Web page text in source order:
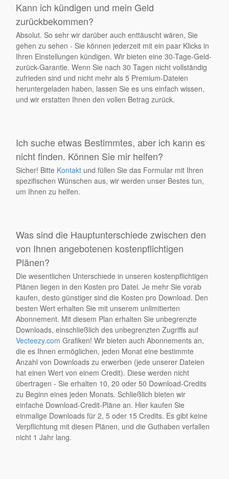
Kann ich kündigen und mein Geld
zurückbekommen?
Absolut. So sehr wir darüber auch enttäuscht wären, Sie
gehen zu sehen - Sie können jederzeit mit ein paar Klicks in
Ihren Einstellungen kündigen. Wir bieten eine 30-Tage-Geld-
zurück-Garantie. Wenn Sie nach 30 Tagen nicht vollständig
zufrieden sind und nicht mehr als 5 Premium-Dateien
heruntergeladen haben, lassen Sie es uns einfach wissen,
und wir erstatten Ihnen den vollen Betrag zurück.
Ich suche etwas Bestimmtes, aber ich kann es
nicht finden. Können Sie mir helfen?
Sicher! Bitte Kontakt und füllen Sie das Formular mit Ihren
spezifischen Wünschen aus, wir werden unser Bestes tun,
um Ihnen zu helfen.
Was sind die Hauptunterschiede zwischen den
von Ihnen angebotenen kostenpflichtigen
Plänen?
Die wesentlichen Unterschiede in unseren kostenpflichtigen
Plänen liegen in den Kosten pro Datei. Je mehr Sie vorab
kaufen, desto günstiger sind die Kosten pro Download. Den
besten Wert erhalten Sie mit unserem unlimitierten
Abonnement. Mit diesem Plan erhalten Sie unbegrenzte
Downloads, einschließlich des unbegrenzten Zugriffs auf
Vecteezy.com Grafiken! Wir bieten auch Abonnements an,
die es Ihnen ermöglichen, jeden Monat eine bestimmte
Anzahl von Downloads zu erwerben (jede unserer Dateien
hat einen Wert von einem Credit). Diese werden nicht
übertragen - Sie erhalten 10, 20 oder 50 Download-Credits
zu Beginn eines jeden Monats. Schließlich bieten wir
einfache Download-Credit-Pläne an. Hier kaufen Sie
einmalige Downloads für 2, 5 oder 15 Credits. Es gibt keine
Verpflichtung mit diesen Plänen, und die Guthaben verfallen
nicht 1 Jahr lang.